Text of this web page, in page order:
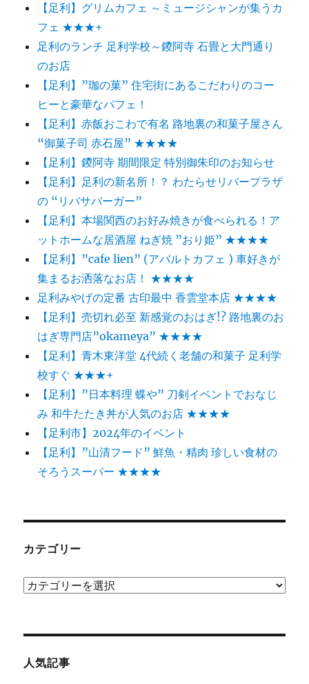
【足利】グリムカフェ ～ミュージシャンが集うカ
フェ ★★★+
足利のランチ 足利学校～鑁阿寺 石畳と大門通り
のお店
【足利】”珈の菓” 住宅街にあるこだわりのコー
ヒーと豪華なパフェ！
【足利】赤飯おこわで有名 路地裏の和菓子屋さん
“御菓子司 赤石屋” ★★★★
【足利】鑁阿寺 期間限定 特別御朱印のお知らせ
【足利】足利の新名所！？ わたらせリバープラザ
の “リバサバーガー”
【足利】本場関西のお好み焼きが食べられる！ア
ットホームな居酒屋 ねぎ焼 ”おり姫” ★★★★
【足利】”cafe lien” (アバルトカフェ ) 車好きが
集まるお洒落なお店！ ★★★★
足利みやげの定番 古印最中 香雲堂本店 ★★★★
【足利】売切れ必至 新感覚のおはぎ!? 路地裏のお
はぎ専門店”okameya” ★★★★
【足利】青木東洋堂 4代続く老舗の和菓子 足利学
校すぐ ★★★+
【足利】”日本料理 蝶や” 刀剣イベントでおなじ
み 和牛たたき丼が人気のお店 ★★★★
【足利市】2024年のイベント
【足利】”山清フード” 鮮魚・精肉 珍しい食材の
そろうスーパー ★★★★
カテゴリー
カ
ー
人気記事